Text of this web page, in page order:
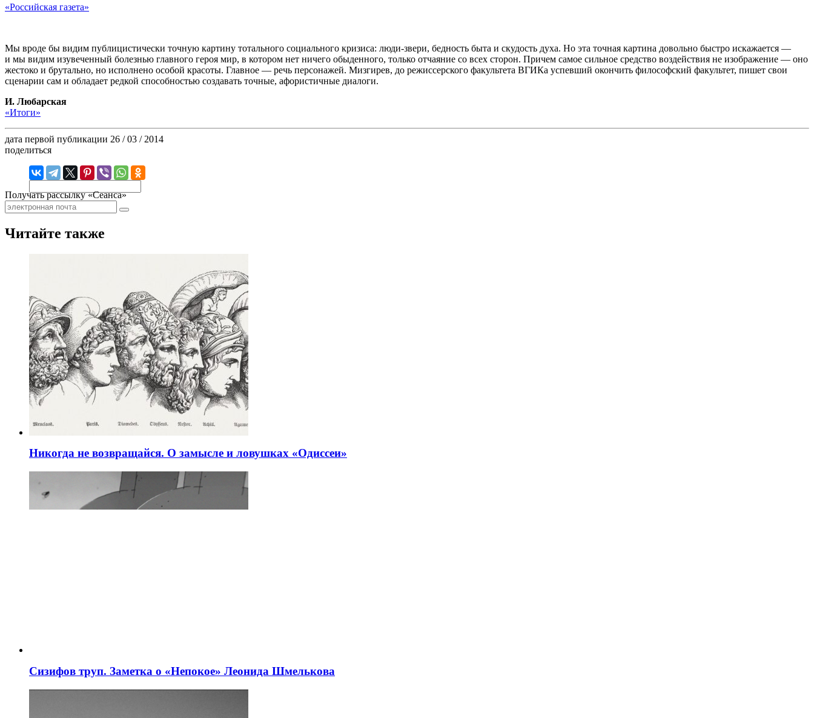
«Российская газета»
Мы вроде бы видим публицистически точную картину тотального социального кризиса: люди-звери, бедность быта и скудость духа. Но эта точная картина довольно быстро искажается —
и мы видим изувеченный болезнью главного героя мир, в котором нет ничего обыденного, только отчаяние со всех сторон. Причем самое сильное средство воздействия не изображение — оно
жестоко и брутально, но исполнено особой красоты. Главное — речь персонажей. Мизгирев, до режиссерского факультета ВГИКа успевший окончить философский факультет, пишет свои
сценарии сам и обладает редкой способностью создавать точные, афористичные диалоги.
И. Любарская
«Итоги»
дата первой публикации 26 / 03 / 2014
поделиться
Получать рассылку «Сеанса»
Читайте также
Никогда не возвращайся. О замысле и ловушках «Одиссеи»
Сизифов труп. Заметка о «Непокое» Леонида Шмелькова